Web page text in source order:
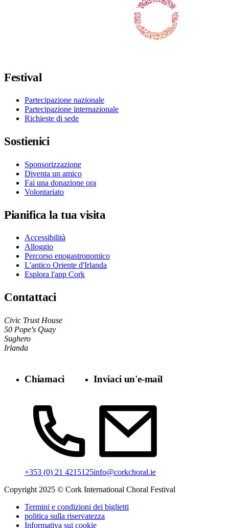
Festival
Partecipazione nazionale
Partecipazione internazionale
Richieste di sede
Sostienici
Sponsorizzazione
Diventa un amico
Fai una donazione ora
Volontariato
Pianifica la tua visita
Accessibilità
Alloggio
Percorso enogastronomico
L'antico Oriente d'Irlanda
Esplora l'app Cork
Contattaci
Civic Trust House
50 Pope's Quay
Sughero
Irlanda
Chiamaci
+353 (0) 21 4215125
Inviaci un'e-mail
info@corkchoral.ie
Copyright 2025 © Cork International Choral Festival
Termini e condizioni dei biglietti
politica sulla riservatezza
Informativa sui cookie